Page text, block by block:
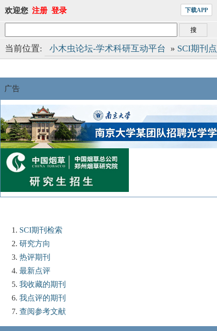
欢迎您 注册 登录 下载APP
当前位置: 小木虫论坛-学术科研互动平台 » SCI期刊
广告
SCI期刊检索
研究方向
热评期刊
最新点评
我收藏的期刊
我点评的期刊
查阅参考文献